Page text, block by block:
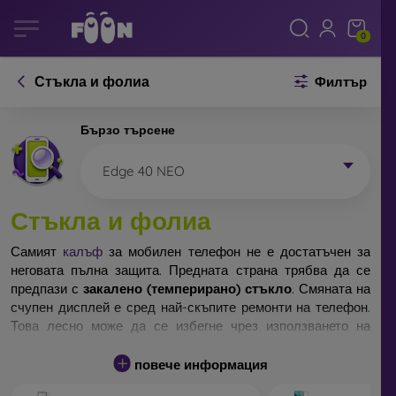
0
Стъкла и фолиа Филтър
Бързо търсене
Edge 40 NEO
Стъкла и фолиа
Самият калъф за мобилен телефон не е достатъчен за
неговата пълна защита. Предната страна трябва да се
предпази с закалено (темперирано) стъкло. Смяната на
счупен дисплей е сред най-скъпите ремонти на телефон.
Това лесно може да се избегне чрез използването на
Неразбиваемо стъкло за телефон не съществува, но при
повече информация